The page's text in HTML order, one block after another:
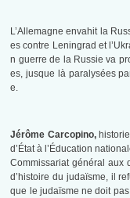
L’Allemagne envahit la
es contre Leningrad et
n guerre de la Russie va
es, jusque là paralysées
e.
Jérôme Carcopino,
d’État à l’Éducation
Commissariat général aux
d’histoire du judaïsme, il
que le judaïsme ne doit